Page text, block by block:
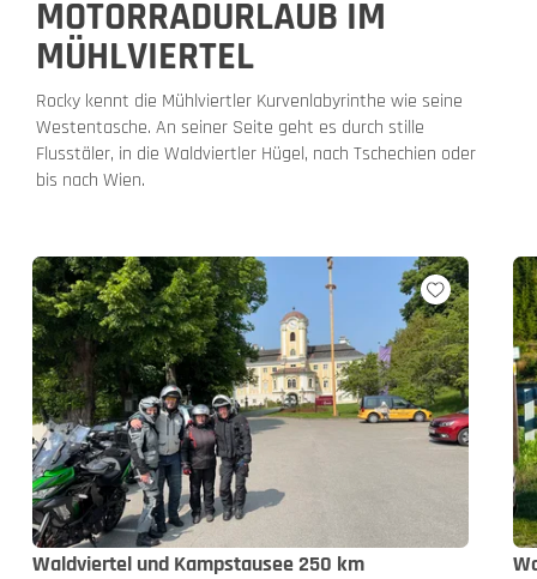
MOTORRADURLAUB IM
MÜHLVIERTEL
Rocky kennt die Mühlviertler Kurvenlabyrinthe wie seine
Westentasche. An seiner Seite geht es durch stille
Flusstäler, in die Waldviertler Hügel, nach Tschechien oder
bis nach Wien.
Waldviertel und Kampstausee 250 km